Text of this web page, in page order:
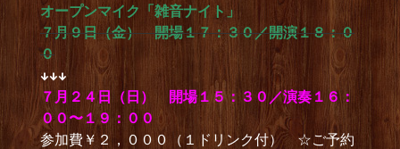
オープンマイク「雑音ナイト」
７月９日（金） 開場１７：３０／開演１８：０
０
↓↓↓
７月２４日（日） 開場１５：３０／演奏１６：
００〜１９：００
参加費￥２，０００（１ドリンク付） ☆ご予約